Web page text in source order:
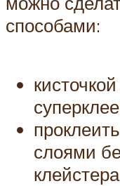
способами:
слоями
клейстера